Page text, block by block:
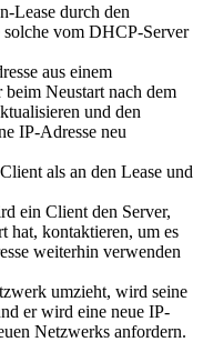
Lease durch den
solche vom DHCP-Server
aus einem
beim Neustart nach dem
und den
IP-Adresse neu
als an den Lease und
ein Client den Server,
hat, kontaktieren, um es
weiterhin verwenden
umzieht, wird seine
er wird eine neue IP-
Netzwerks anfordern.